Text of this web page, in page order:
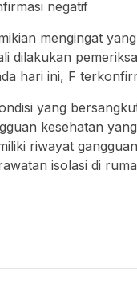
negatif
mengingat
dilakukan
hari ini, F
yang
kesehatan
riwayat
isolasi di